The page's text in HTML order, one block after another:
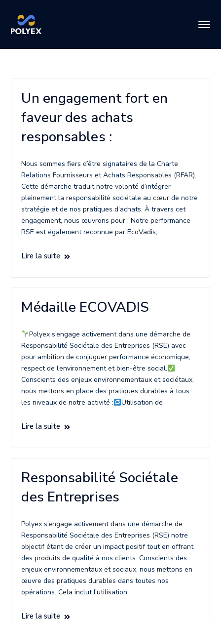
Un engagement fort en
faveur des achats
responsables :
Nous sommes fiers d’être signataires de la Charte
Relations Fournisseurs et Achats Responsables (RFAR).
Cette démarche traduit notre volonté d’intégrer
pleinement la responsabilité sociétale au cœur de notre
stratégie et de nos pratiques d’achats. À travers cet
engagement, nous œuvrons pour : Notre performance
RSE est également reconnue par EcoVadis,
Lire la suite
Médaille ECOVADIS
Polyex s’engage activement dans une démarche de
Responsabilité Sociétale des Entreprises (RSE) avec
pour ambition de conjuguer performance économique,
respect de l’environnement et bien-être social.
Conscients des enjeux environnementaux et sociétaux,
nous mettons en place des pratiques durables à tous
les niveaux de notre activité :
Utilisation de
Lire la suite
Responsabilité Sociétale
des Entreprises
Polyex s’engage activement dans une démarche de
Responsabilité Sociétale des Entreprises (RSE) notre
objectif étant de créer un impact positif tout en offrant
des produits de qualité à nos clients. Conscients des
enjeux environnementaux et sociaux, nous mettons en
œuvre des pratiques durables dans toutes nos
opérations. Cela inclut l’utilisation
Lire la suite